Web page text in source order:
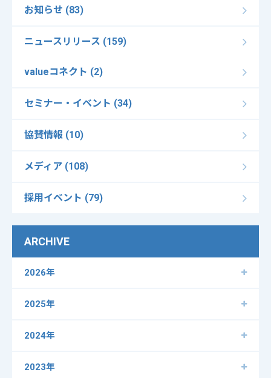
お知らせ (83)
ニュースリリース (159)
valueコネクト (2)
セミナー・イベント (34)
協賛情報 (10)
メディア (108)
採用イベント (79)
ARCHIVE
2026年
2025年
2024年
2023年